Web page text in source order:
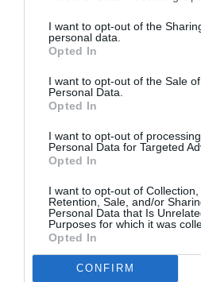
I want to opt-out of the
personal data.
Opted In
I want to opt-out of the Sale
Personal Data.
Opted In
I want to opt-out of
Personal Data for Targeted
Opted In
I want to opt-out of Collection,
Retention, Sale, and/or
Personal Data that Is
Purposes for which it was
Opted In
CONFIRM
Eva Intima PMS SOS: H
ημέρες